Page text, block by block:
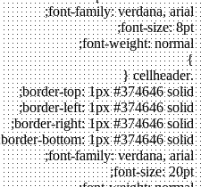
font-family: verdana, arial;
font-size: 8pt;
font-weight: normal;
}
.cellheader {
border-top: 1px #374646 solid;
border-left: 1px #374646 solid;
border-right: 1px #374646 solid;
border-bottom: 1px #374646 solid;
font-family: verdana, arial;
font-size: 20pt;